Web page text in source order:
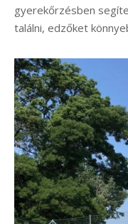
gyerekőrzésben
találni, edzőket